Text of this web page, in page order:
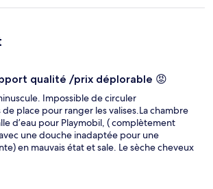
sont arrivés froids (à tel point que la serveuse
avant même qu'on lui demande). Bref,
avons dormi une autre nuit au Lake
comparaison, bien meilleure expérience à
qualité /prix déplorable 😡
Impossible de circuler
place pour ranger les valises.La chambre
d’eau pour Playmobil, ( complètement
une douche inadaptée pour une
en mauvais état et sale. Le sèche cheveux